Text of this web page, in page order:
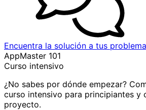
Encuentra la solución a tus
AppMaster 101
Curso intensivo
¿No sabes por dónde empezar?
curso intensivo para principiantes y
proyecto.